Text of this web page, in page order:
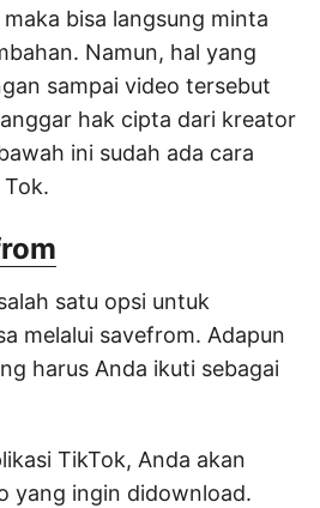
bisa langsung minta
Namun, hal yang
sampai video tersebut
hak cipta dari kreator
ini sudah ada cara
satu opsi untuk
melalui savefrom. Adapun
harus Anda ikuti sebagai
TikTok, Anda akan
yang ingin didownload.